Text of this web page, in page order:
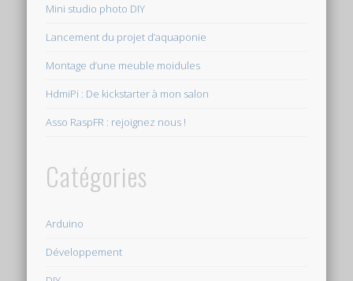
Mini studio photo DIY
Lancement du projet d’aquaponie
Montage d’une meuble moidules
HdmiPi : De kickstarter à mon salon
Asso RaspFR : rejoignez nous !
Catégories
Arduino
Développement